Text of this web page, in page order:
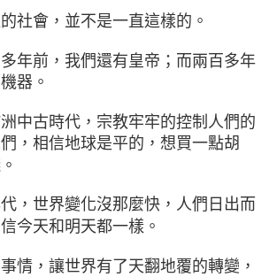
社會，並不是一直這樣的。
年前，我們還有皇帝；而兩百多年
器。
中古時代，宗教牢牢的控制人們的
，相信地球是平的，想買一點胡
，世界變化沒那麼快，人們日出而
今天和明天都一樣。
情，讓世界有了天翻地覆的轉變，